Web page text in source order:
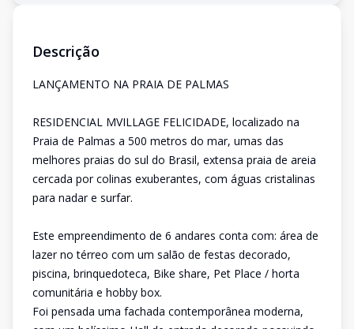
Descrição
LANÇAMENTO NA PRAIA DE PALMAS
RESIDENCIAL MVILLAGE FELICIDADE, localizado na
Praia de Palmas a 500 metros do mar, umas das
melhores praias do sul do Brasil, extensa praia de areia
cercada por colinas exuberantes, com águas cristalinas
para nadar e surfar.
Este empreendimento de 6 andares conta com: área de
lazer no térreo com um salão de festas decorado,
piscina, brinquedoteca, Bike share, Pet Place / horta
comunitária e hobby box.
Foi pensada uma fachada contemporânea moderna,